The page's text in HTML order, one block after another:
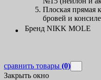
Плоская прямая
бровей и
Бренд NIKK MOLE
сравнить товары (0)
Закрыть окно